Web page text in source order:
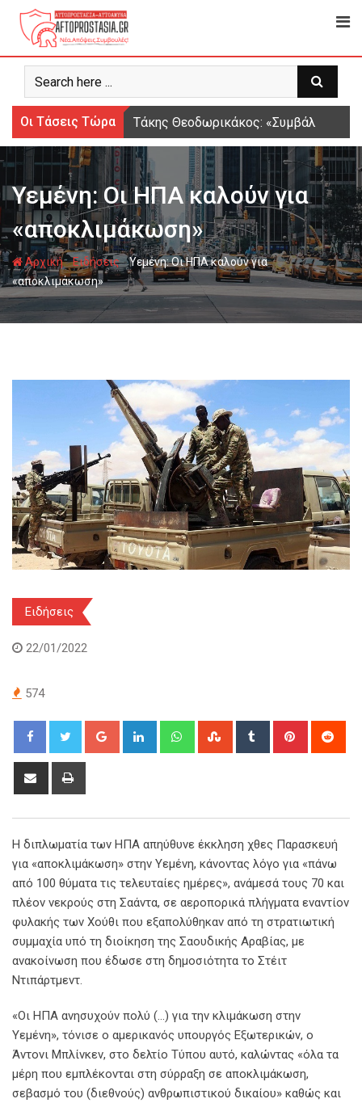
Ψάχνω
για...
Οι Τάσεις Τώρα Τάκης Θεοδωρικάκος: «Συμβάλλουμε
Υεμένη: Οι ΗΠΑ καλούν για
«αποκλιμάκωση»
Αρχική-Ειδήσεις-Υεμένη: Οι ΗΠΑ καλούν για
«αποκλιμάκωση»
Ειδήσεις
22/01/2022
574
Google+ LinkedIn WhatsappStumbleUpon
Tumblr Pinterest
Share
Η διπλωματία των ΗΠΑ απηύθυνε έκκληση χθες Παρασκευή
για «αποκλιμάκωση» στην Υεμένη, κάνοντας λόγο για «πάνω
από 100 θύματα τις τελευταίες ημέρες», ανάμεσά τους 70 και
πλέον νεκρούς στη Σαάντα, σε αεροπορικά πλήγματα εναντίον
φυλακής των Χούθι που εξαπολύθηκαν από τη στρατιωτική
συμμαχία υπό τη διοίκηση της Σαουδικής Αραβίας, με
ανακοίνωση που έδωσε στη δημοσιότητα το Στέιτ
Ντιπάρτμεντ.
«Οι ΗΠΑ ανησυχούν πολύ (…) για την κλιμάκωση στην
Υεμένη», τόνισε ο αμερικανός υπουργός Εξωτερικών, ο
Άντονι Μπλίνκεν, στο δελτίο Τύπου αυτό, καλώντας «όλα τα
μέρη που εμπλέκονται στη σύρραξη σε αποκλιμάκωση,
σεβασμό του (διεθνούς) ανθρωπιστικού δικαίου» καθώς και